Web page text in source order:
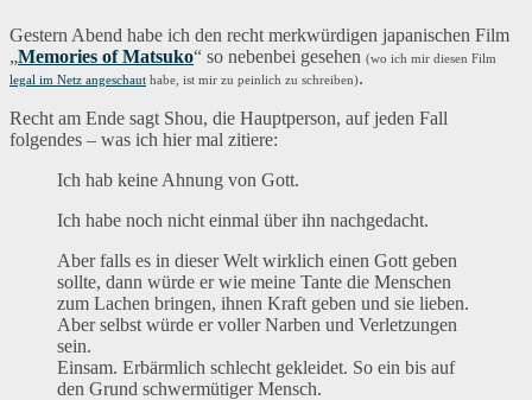
045:
God
Gestern Abend habe ich den recht merkwürdigen japanischen Film
„Memories of Matsuko“ so nebenbei gesehen (wo ich mir diesen Film
legal im Netz angeschaut habe, ist mir zu peinlich zu schreiben).
Recht am Ende sagt Shou, die Hauptperson, auf jeden Fall
folgendes – was ich hier mal zitiere:
Ich hab keine Ahnung von Gott.
Ich habe noch nicht einmal über ihn nachgedacht.
Aber falls es in dieser Welt wirklich einen Gott geben
sollte, dann würde er wie meine Tante die Menschen
zum Lachen bringen, ihnen Kraft geben und sie lieben.
Aber selbst würde er voller Narben und Verletzungen
sein.
Einsam. Erbärmlich schlecht gekleidet. So ein bis auf
den Grund schwermütiger Mensch.